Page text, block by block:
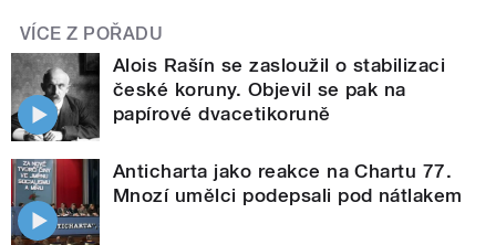
VÍCE Z POŘADU
Alois Rašín se zasloužil o stabilizaci
české koruny. Objevil se pak na
papírové dvacetikoruně
Anticharta jako reakce na Chartu 77.
Mnozí umělci podepsali pod nátlakem